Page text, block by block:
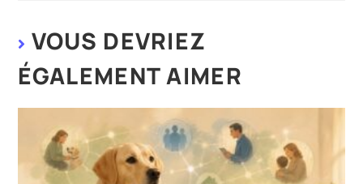
VOUS DEVRIEZ
ÉGALEMENT AIMER